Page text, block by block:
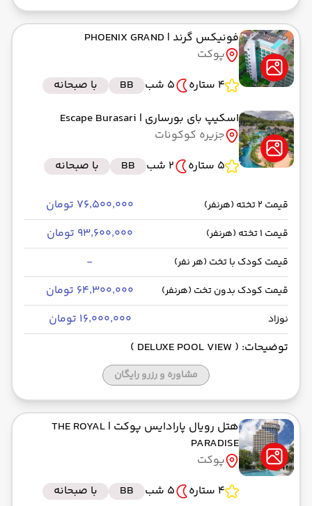
فونیکس گرند | PHOENIX GRAND
پوکت
4 ستاره
5 شب BB
با صبحانه
اسکیپ بای بورساری | Escape Burasari
جزیره کوکونات
5 ستاره
2 شب BB با صبحانه
قیمت 2 تخته (هرنفر) ۷۶٬۵۰۰٬۰۰۰ تومان
قیمت 1 تخته (هرنفر) ۹۳٬۶۰۰٬۰۰۰ تومان
قیمت کودک با تخت (هر نفر) -
قیمت کودک بدون تخت (هرنفر) ۶۴٬۳۰۰٬۰۰۰ تومان
نوزاد
۱۶٬۰۰۰٬۰۰۰ تومان
توضیحات: ( DELUXE POOL VIEW )
مشاوره و رزرو رایگان
هتل رویال پارادایس پوکت | THE ROYAL
PARADISE
پوکت
4 ستاره
5 شب BB با صبحانه